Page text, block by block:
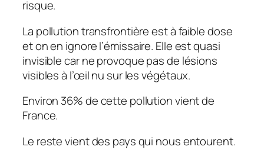
risque.
La pollution transfrontière est à faible dose
et on en ignore l’émissaire. Elle est quasi
invisible car ne provoque pas de lésions
visibles à l’œil nu sur les végétaux.
Environ 36% de cette pollution vient de
France.
Le reste vient des pays qui nous entourent.